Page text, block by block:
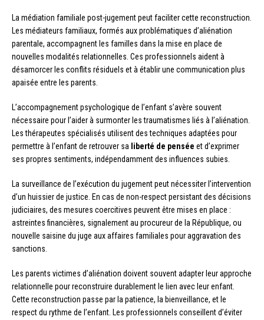
La médiation familiale post-jugement peut faciliter cette reconstruction.
Les médiateurs familiaux, formés aux problématiques d’aliénation
parentale, accompagnent les familles dans la mise en place de
nouvelles modalités relationnelles. Ces professionnels aident à
désamorcer les conflits résiduels et à établir une communication plus
apaisée entre les parents.
L’accompagnement psychologique de l’enfant s’avère souvent
nécessaire pour l’aider à surmonter les traumatismes liés à l’aliénation.
Les thérapeutes spécialisés utilisent des techniques adaptées pour
permettre à l’enfant de retrouver sa liberté de pensée et d’exprimer
ses propres sentiments, indépendamment des influences subies.
La surveillance de l’exécution du jugement peut nécessiter l’intervention
d’un huissier de justice. En cas de non-respect persistant des décisions
judiciaires, des mesures coercitives peuvent être mises en place :
astreintes financières, signalement au procureur de la République, ou
nouvelle saisine du juge aux affaires familiales pour aggravation des
sanctions.
Les parents victimes d’aliénation doivent souvent adapter leur approche
relationnelle pour reconstruire durablement le lien avec leur enfant.
Cette reconstruction passe par la patience, la bienveillance, et le
respect du rythme de l’enfant. Les professionnels conseillent d’éviter